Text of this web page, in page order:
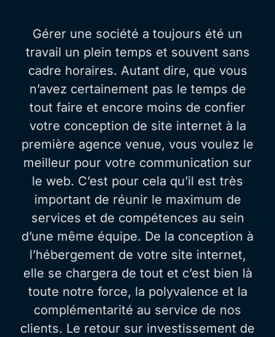
Gérer une société a toujours été un
travail un plein temps et souvent sans
cadre horaires. Autant dire, que vous
n’avez certainement pas le temps de
tout faire et encore moins de confier
votre conception de site internet à la
première agence venue, vous voulez le
meilleur pour votre communication sur
le web. C’est pour cela qu’il est très
important de réunir le maximum de
services et de compétences au sein
d’une même équipe. De la conception à
l’hébergement de votre site internet,
elle se chargera de tout et c’est bien là
toute notre force, la polyvalence et la
complémentarité au service de nos
clients. Le retour sur investissement de